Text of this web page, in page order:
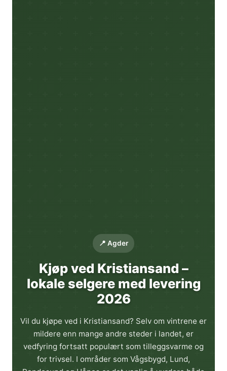
📍 Agder
Kjøp ved Kristiansand –
lokale selgere med levering
2026
Vil du kjøpe ved i Kristiansand? Selv om vintrene er
mildere enn mange andre steder i landet, er
vedfyring fortsatt populært som tilleggsvarme og
for trivsel. I områder som Vågsbygd, Lund,